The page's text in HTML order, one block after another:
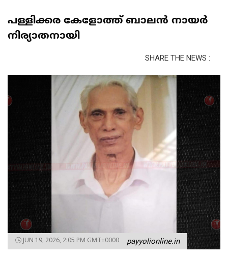
പള്ളിക്കര കേളോത്ത് ബാലൻ നായർ
നിര്യാതനായി
SHARE THE NEWS :
JUN 19, 2026, 2:05 PM GMT+0000 payyolionline.in